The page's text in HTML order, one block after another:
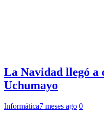
La Navidad llegó a
Uchumayo
Informática7 meses ago 0